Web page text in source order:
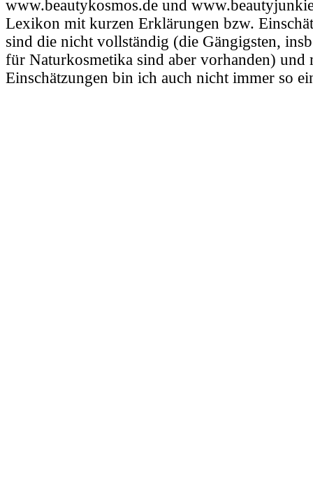
www.beautykosmos.de und
Lexikon mit kurzen Erklärungen bzw.
sind die nicht vollständig (die Gängigsten,
für Naturkosmetika sind aber vorhanden) und
Einschätzungen bin ich auch nicht immer so